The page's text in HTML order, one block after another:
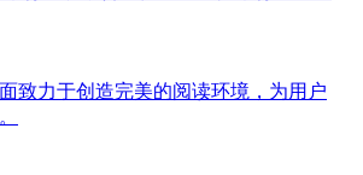
致力于创造完美的阅读环境，为用户